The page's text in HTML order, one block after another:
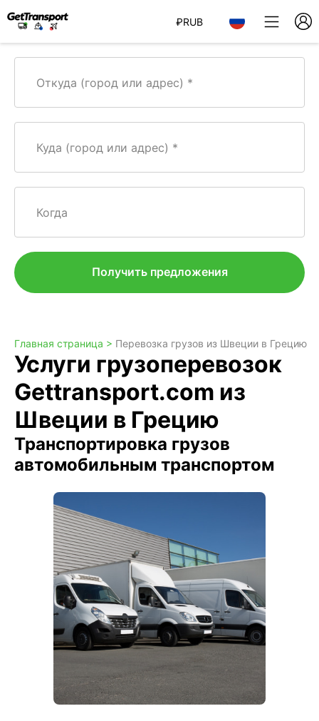
₽RUB
Откуда (город или адрес)
Куда (город или адрес)
Когда
Получить предложения
Главная страница > Перевозка грузов из Швеции в Грецию
Услуги грузоперевозок
Gettransport.com из
Швеции в Грецию
Транспортировка грузов
автомобильным транспортом